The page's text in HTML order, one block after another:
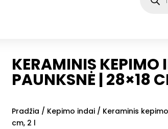
KERAMINIS KEPIMO
PAUNKSNĖ | 28×18
Pradžia / Kepimo indai / Keraminis kepimo
cm, 2 l